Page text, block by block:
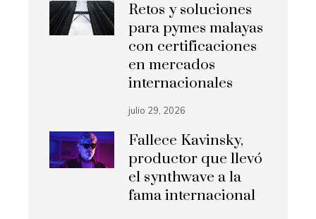
Retos y soluciones
para pymes malayas
con certificaciones
en mercados
internacionales
julio 29, 2026
Fallece Kavinsky,
productor que llevó
el synthwave a la
fama internacional